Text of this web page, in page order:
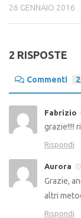
26 GENNAIO 2016
2 RISPOSTE
Commenti 2
Fabrizio
grazie!!!!
Rispondi
Aurora
Grazie,
altri
Rispondi